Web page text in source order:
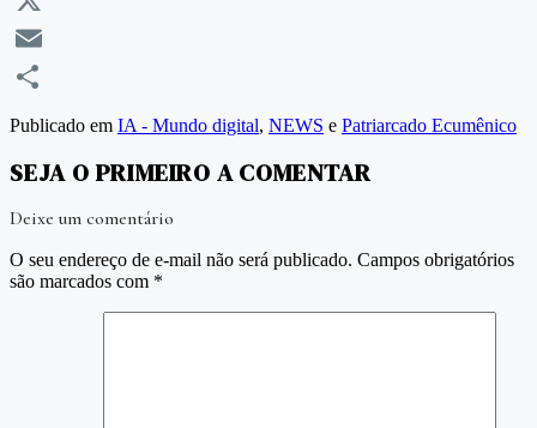
X
Email
Compartilhar
Publicado em IA - Mundo digital, NEWS e Patriarcado Ecumênico
SEJA O PRIMEIRO A COMENTAR
Deixe um comentário
O seu endereço de e-mail não será publicado. Campos obrigatórios
são marcados com *